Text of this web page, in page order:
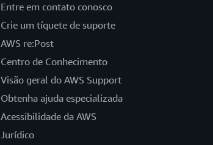
Entre em contato conosco
Crie um tíquete de suporte
AWS re:Post
Centro de Conhecimento
Visão geral do AWS Support
Obtenha ajuda especializada
Acessibilidade da AWS
Jurídico